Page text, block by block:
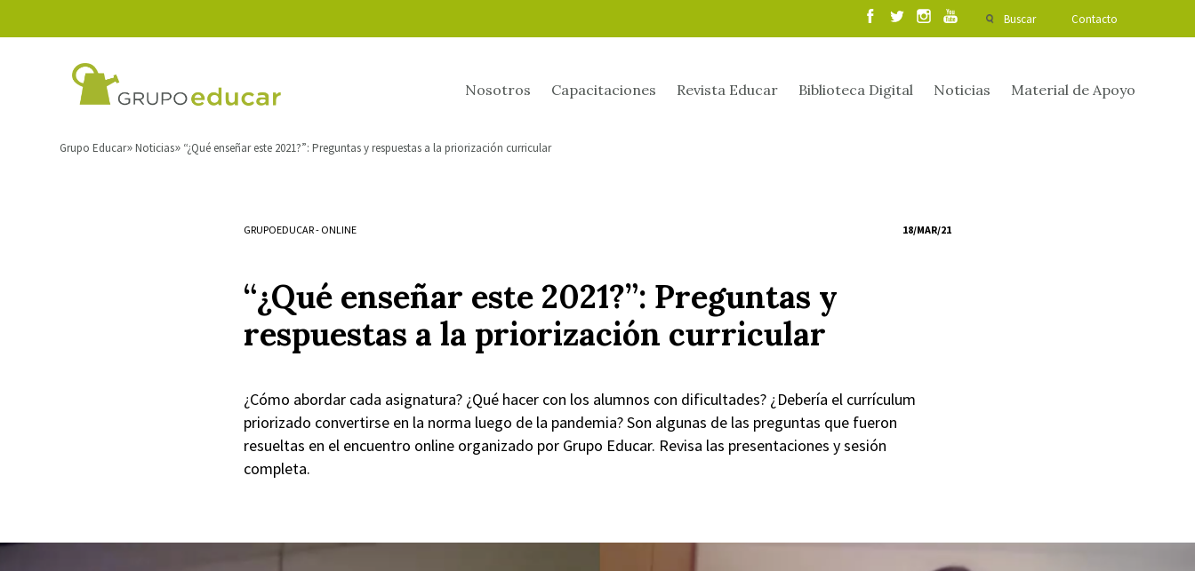
Buscar Contacto
Nosotros Capacitaciones Revista Educar Biblioteca Digital Noticias Material de Apoyo
Grupo Educar Noticias “¿Qué enseñar este 2021?”: Preguntas y respuestas a la priorización curricular
GRUPOEDUCAR- ONLINE 18/MAR/21
“¿Qué enseñar este 2021?”: Preguntas y
respuestas a la priorización curricular
¿Cómo abordar cada asignatura? ¿Qué hacer con los alumnos con dificultades? ¿Debería el currículum
priorizado convertirse en la norma luego de la pandemia? Son algunas de las preguntas que fueron
resueltas en el encuentro online organizado por Grupo Educar. Revisa las presentaciones y sesión
completa.